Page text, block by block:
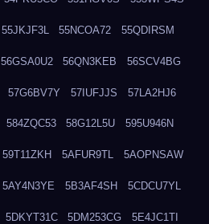
55JKJF3L 55NCOA72 55QDIRSM
56GSA0U2 56QN3KEB 56SCV4BG
57G6BV7Y 57IUFJJS 57LA2HJ6
584ZQC53 58G12L5U 595U946N
59T11ZKH 5AFUR9TL 5AOPNSAW
5AY4N3YE 5B3AF4SH 5CDCU7YL
5DKYT31C 5DM253CG 5E4JC1TI